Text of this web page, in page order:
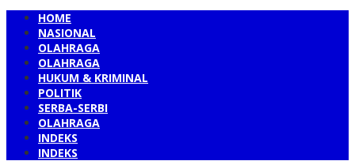
HOME
NASIONAL
OLAHRAGA
OLAHRAGA
HUKUM & KRIMINAL
POLITIK
SERBA-SERBI
OLAHRAGA
INDEKS
INDEKS